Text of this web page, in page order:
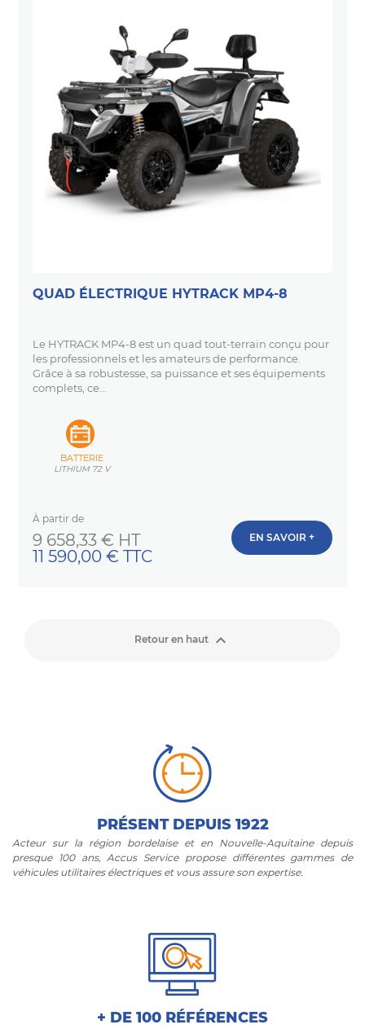
QUAD ÉLECTRIQUE HYTRACK MP4-8
Le HYTRACK MP4-8 est un quad tout-terrain conçu pour
les professionnels et les amateurs de performance.
Grâce à sa robustesse, sa puissance et ses équipements
complets, ce...
BATTERIE
LITHIUM 72 V
À partir de
Prix
9 658,33 € HT
11 590,00 € TTC
EN SAVOIR +
Retour en haut 
PRÉSENT DEPUIS 1922
Acteur sur la région bordelaise et en Nouvelle-Aquitaine depuis
presque 100 ans, Accus Service propose différentes gammes de
véhicules utilitaires électriques et vous assure son expertise.
+ DE 100 RÉFÉRENCES